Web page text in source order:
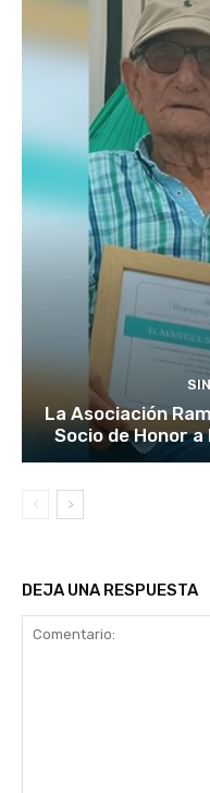
La Asociación
Socio de Honor a
DEJA UNA RESPUESTA